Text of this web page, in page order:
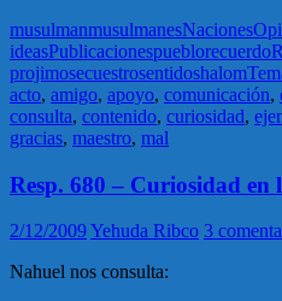
musulmanmusulmanesNaciones
ideasPublicacionespueblorecuerdo
projimosecuestrosentidoshalom
acto, amigo, apoyo, comunicación,
consulta, contenido, curiosidad,
gracias, maestro, mal
Resp. 680 – Curiosidad en
2/12/2009Yehuda Ribco 3
Nahuel nos consulta: